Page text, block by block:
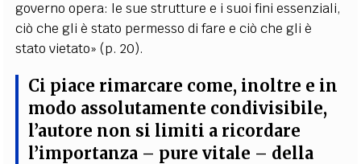
governo opera: le sue strutture e i suoi fini essenziali,
ciò che gli è stato permesso di fare e ciò che gli è
stato vietato» (p. 20).
Ci piace rimarcare come, inoltre e in
modo assolutamente condivisibile,
l’autore non si limiti a ricordare
l’importanza – pure vitale – della